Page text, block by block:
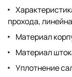
прохода,
Материал
Материал
Уплотнение